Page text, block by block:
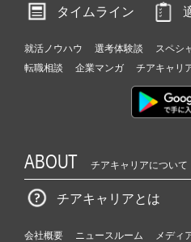
タイムライン
就活ノウハウ 選考体験談 スペシ
転職相談
企業マンガ チアキャリ
ABOUT チアキャリアについて
チアキャリアとは
会社概要 ニュースルーム
メディ